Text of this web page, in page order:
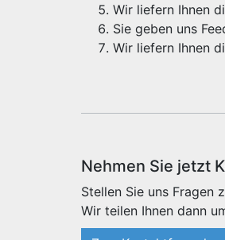
Wir liefern Ihnen
Sie geben uns
Wir liefern Ihnen
Nehmen Sie jetzt
Stellen Sie uns Fragen
Wir teilen Ihnen dann